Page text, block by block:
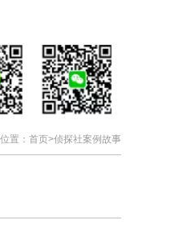
置： 首页>侦探社案例故事